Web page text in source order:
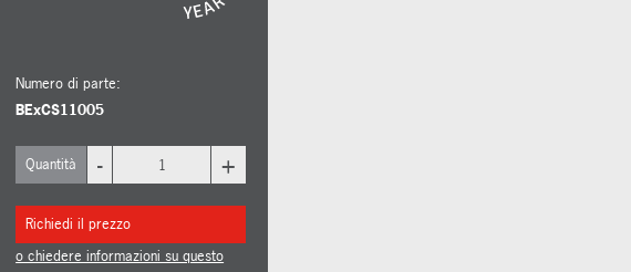
Numero di parte:
BExCS11005
Quantità - +
Richiedi il prezzo
o chiedere informazioni su questo